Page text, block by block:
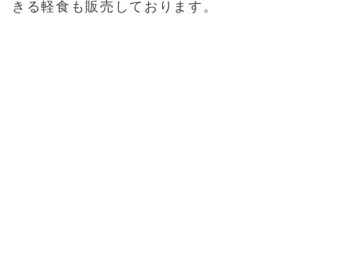
きる軽食も販売しております。